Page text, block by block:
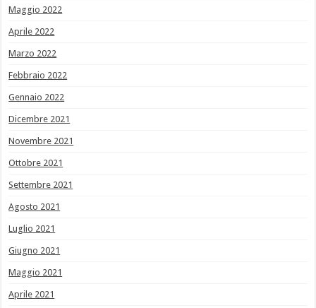
Maggio 2022
Aprile 2022
Marzo 2022
Febbraio 2022
Gennaio 2022
Dicembre 2021
Novembre 2021
Ottobre 2021
Settembre 2021
Agosto 2021
Luglio 2021
Giugno 2021
Maggio 2021
Aprile 2021